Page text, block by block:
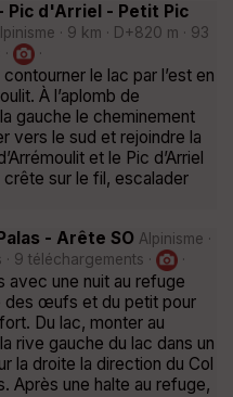
Pic d'Arriel - Petit Pic
· 9 km · D+820 m · 93
·
le lac par l’est en
À l’aplomb de
gauche le cheminement
vers le sud et rejoindre la
et le Pic d’Arriel
sur le fil, escalader
- Arête SO Alpinisme ·
9 téléchargements ·
·
avec une nuit au refuge
des œufs et du petit pour
Du lac, monter au
rive gauche du lac dans un
la droite la direction du Col
Après une halte au refuge,